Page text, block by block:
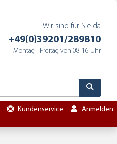
Wir sind für Sie da
+49(0)39201/289810
Montag - Freitag von 08-16 Uhr
Kundenservice Anmelden